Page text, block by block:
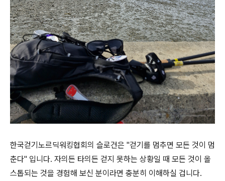
한국걷기노르딕워킹협회의 슬로건은 "걷기를 멈추면 모든 것이 멈
춘다" 입니다. 자의든 타의든 걷지 못하는 상황일 때 모든 것이 올
스톱되는 것을 경험해 보신 분이라면 충분히 이해하실 겁니다.